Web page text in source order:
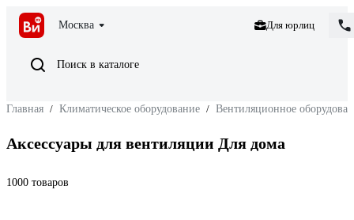
Москва Для юрлиц
Поиск в каталоге
Главная / Климатическое оборудование / Вентиляционное
Аксессуары для вентиляции Для дома
1000 товаров